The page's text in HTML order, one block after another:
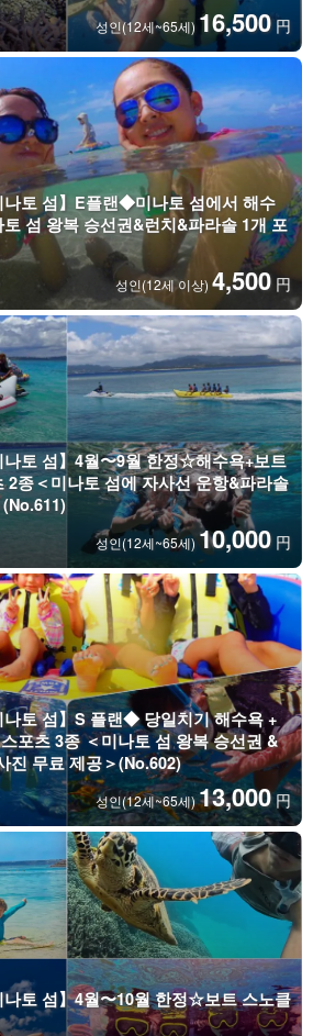
성인(12세~65세) 16,500 円
토 섬】E플랜◆미나토 섬에서 해수
섬 왕복 승선권&런치&파라솔 1개 포
성인(12세 이상) 4,500 円
토 섬】4월〜9월 한정☆해수욕+보트
2종＜미나토 섬에 자사선 운항&파라솔
성인(12세~65세)10,000 円
토 섬】S 플랜◆ 당일치기 해수욕 +
포츠 3종 ＜미나토 섬 왕복 승선권 &
진 무료 제공＞(No.602)
성인(12세~65세)13,000 円
토 섬】4월〜10월 한정☆보트 스노클